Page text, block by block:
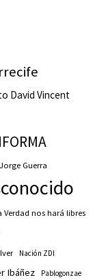
David Vincent
Jorge Guerra
Verdad nos hará libres
Nación ZDI
Ibáñez Pablogonzae